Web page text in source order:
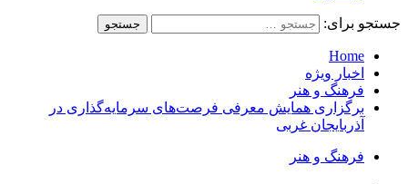
جستجو برای:
Home
اخبار ویژه
فرهنگ و هنر
برگزاری همایش معرفی فرصت‌های سرمایه‌گذاری در
آذربایجان غربی
فرهنگ و هنر